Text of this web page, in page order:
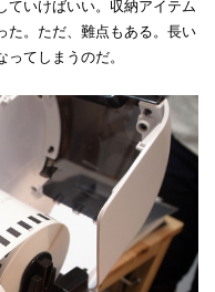
ていけばいい。収納アイテム
た。ただ、難点もある。長い
てしまうのだ。